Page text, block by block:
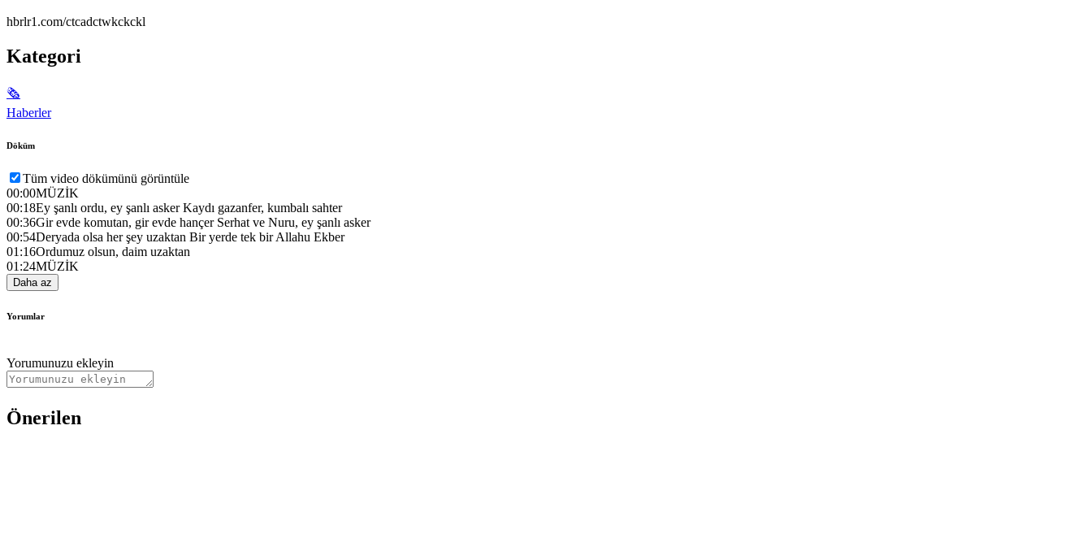
hbrlr1.com/ctcadctwkckckl
Kategori
🗞
Haberler
Döküm
Tüm video dökümünü görüntüle
00:00MÜZİK
00:18Ey şanlı ordu, ey şanlı asker Kaydı gazanfer, kumbalı sahter
00:36Gir evde komutan, gir evde hançer Serhat ve Nuru, ey şanlı asker
00:54Deryada olsa her şey uzaktan Bir yerde tek bir Allahu Ekber
01:16Ordumuz olsun, daim uzaktan
01:24MÜZİK
Daha az
Yorumlar
Yorumunuzu ekleyin
Önerilen